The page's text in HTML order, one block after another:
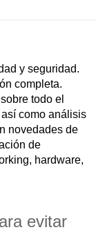
y seguridad.
completa.
todo el
como análisis
novedades de
de
hardware,
evitar